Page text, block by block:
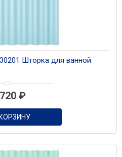
Шторка для ванной
₽